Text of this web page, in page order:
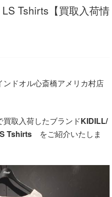
LS Tshirts【買取入荷情
ドオル心斎橋アメリカ村店
取入荷したブランドKIDILL/
Tshirts をご紹介いたしま